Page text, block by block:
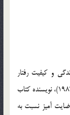
و کيفيت رفتار
انسان بر کسي پوشيده نيست. به اعتقاد آرجايل (1) ( 1987)، نويسنده کتاب
آميز نسبت به